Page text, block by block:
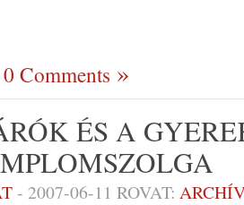
0 Comments
ÉS A
- 2007-06-11 ROVAT: